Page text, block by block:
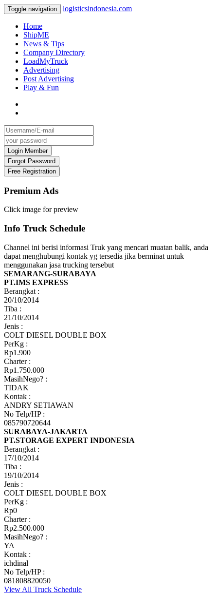
Toggle navigation logisticsindonesia.com
Home
ShipME
News & Tips
Company Directory
LoadMyTruck
Advertising
Post Advertising
Play & Fun
Premium Ads
Click image for preview
Info Truck Schedule
Channel ini berisi informasi Truk yang mencari muatan balik, anda
dapat menghubungi kontak yg tersedia jika berminat untuk
menggunakan jasa trucking tersebut
SEMARANG-SURABAYA
PT.IMS EXPRESS
Berangkat :
20/10/2014
Tiba :
21/10/2014
Jenis :
COLT DIESEL DOUBLE BOX
PerKg :
Rp1.900
Charter :
Rp1.750.000
MasihNego? :
TIDAK
Kontak :
ANDRY SETIAWAN
No Telp/HP :
085790720644
SURABAYA-JAKARTA
PT.STORAGE EXPERT INDONESIA
Berangkat :
17/10/2014
Tiba :
19/10/2014
Jenis :
COLT DIESEL DOUBLE BOX
PerKg :
Rp0
Charter :
Rp2.500.000
MasihNego? :
YA
Kontak :
ichdinal
No Telp/HP :
081808820050
View All Truck Schedule